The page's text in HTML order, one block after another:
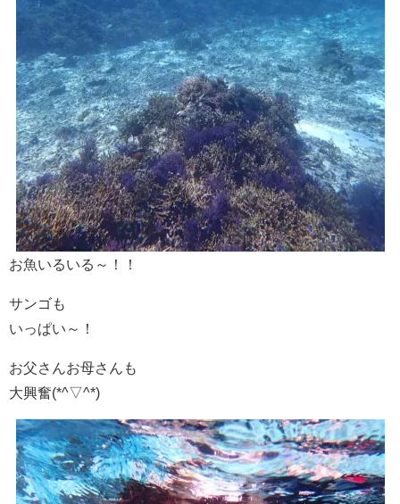
お魚いるいる～！！
サンゴも
いっぱい～！
お父さんお母さんも
大興奮(*^▽^*)